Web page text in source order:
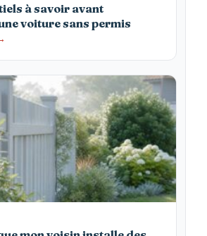
à savoir avant
voiture sans permis